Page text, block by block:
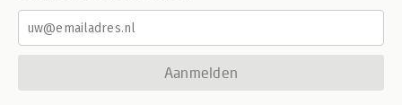
Aanmelden